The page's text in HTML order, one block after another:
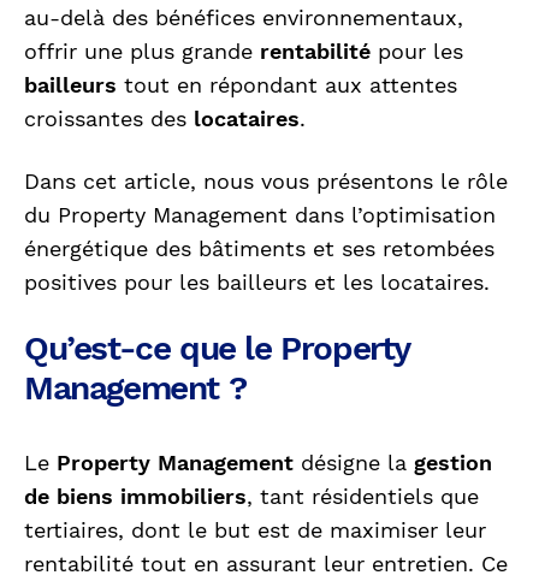
au-delà des bénéfices environnementaux,
offrir une plus grande rentabilité pour les
bailleurs tout en répondant aux attentes
croissantes des locataires.
Dans cet article, nous vous présentons le rôle
du Property Management dans l’optimisation
énergétique des bâtiments et ses retombées
positives pour les bailleurs et les locataires.
Qu’est-ce que le Property
Management ?
Le Property Management désigne la gestion
de biens immobiliers, tant résidentiels que
tertiaires, dont le but est de maximiser leur
rentabilité tout en assurant leur entretien. Ce